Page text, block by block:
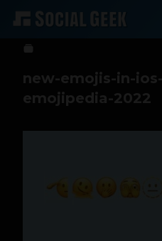
Sergio Ramos 3 de febrero de
new-emojis-in-
emojipedia-2022